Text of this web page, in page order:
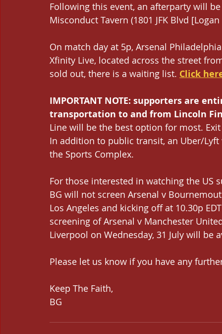
Following this event, an afterparty will
Misconduct Tavern (1801 JFK Blvd
On match day at 5p, Arsenal
Xfinity Live, located across the street
sold out, there is a waiting list. Click
IMPORTANT NOTE: supporters are
transportation to and from Lincoln
Line will be the best option for most.
In addition to public transit, an Uber/
the Sports Complex.
For those interested in watching the
BG will not screen Arsenal v
Los Angeles and kicking off at 10.30p
screening of Arsenal v Manchester
Liverpool on Wednesday, 31 July will
Please let us know if you have any
Keep The Faith,
BG